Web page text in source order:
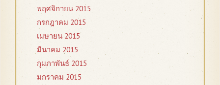
พฤศจิกายน 2015
กรกฎาคม 2015
เมษายน 2015
มีนาคม 2015
กุมภาพันธ์ 2015
มกราคม 2015